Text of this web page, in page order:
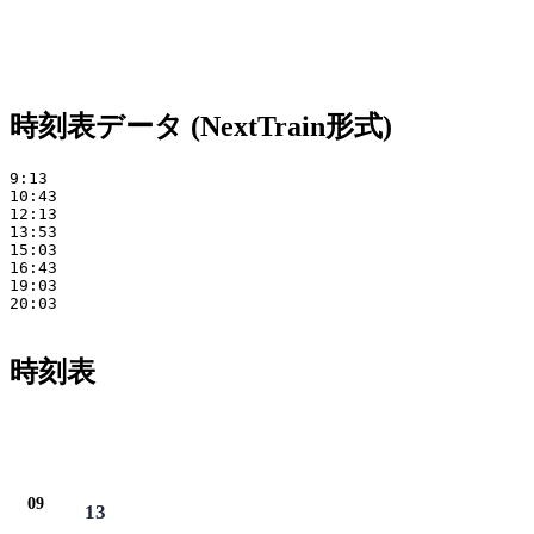
時刻表データ (NextTrain形式)
9:13
10:43
12:13
13:53
15:03
16:43
19:03
20:03
時刻表
09 13